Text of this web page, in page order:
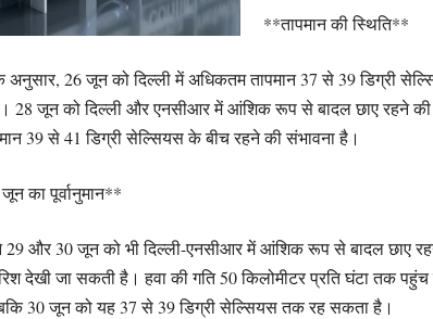
**तापमान की स्थिति**
अनुसार, 26 जून को दिल्ली में अधिकतम तापमान 37 से 39 डिग्री
28 जून को दिल्ली और एनसीआर में आंशिक रूप से बादल छाए रहने की
39 से 41 डिग्री सेल्सियस के बीच रहने की संभावना है।
का पूर्वानुमान**
29 और 30 जून को भी दिल्ली-एनसीआर में आंशिक रूप से बादल छाए
देखी जा सकती है। हवा की गति 50 किलोमीटर प्रति घंटा तक
30 जून को यह 37 से 39 डिग्री सेल्सियस तक रह सकता है।